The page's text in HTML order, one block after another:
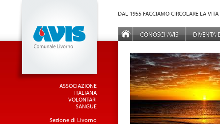
ASSOCIAZIONE
ITALIANA
VOLONTARI
SANGUE
Sezione di Livorno
DAL 1955 FACCIAMO CIRCOLARE LA
MENÙ PRINCIPALE
CONOSCI AVIS DIVENTA